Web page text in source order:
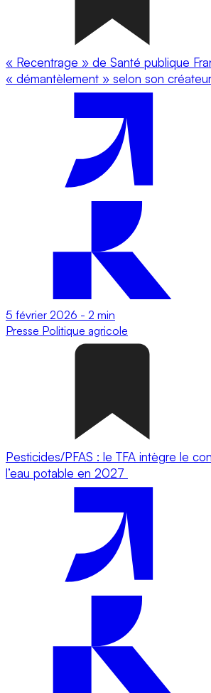
« Recentrage » de Santé publique
« démantèlement » selon son créateur
5 février 2026 - 2 min
Presse Politique agricole
Pesticides/PFAS : le TFA intègre le
l’eau potable en 2027